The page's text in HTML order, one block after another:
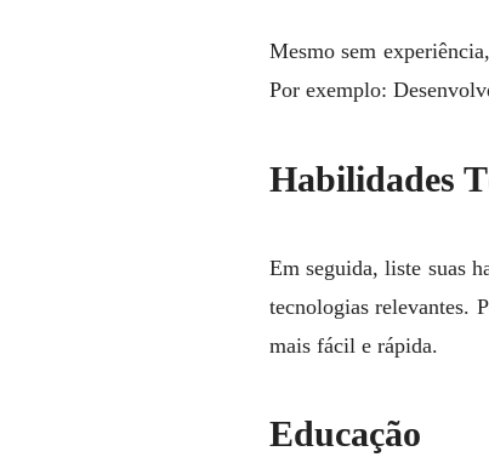
Mesmo sem
Por exemplo:
Habilidades
Em seguida, liste suas
tecnologias relevantes.
mais fácil e rápida.
Educação